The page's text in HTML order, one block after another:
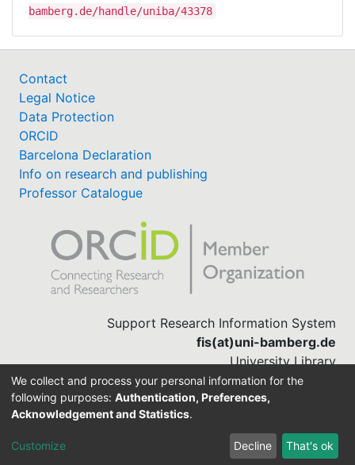
bamberg.de/handle/uniba/43378
Contact
Legal Notice
Data Protection
ORCID
Barcelona Declaration
Info on research and publishing
Professor Catalogue
Support Research Information System
fis(at)uni-bamberg.de
University Library
(0951) 863-1568
DSpace-CRIS software
We collect and process your personal information for the
following purposes: Authentication, Preferences,
Acknowledgement and Statistics.
Customize Decline That's ok